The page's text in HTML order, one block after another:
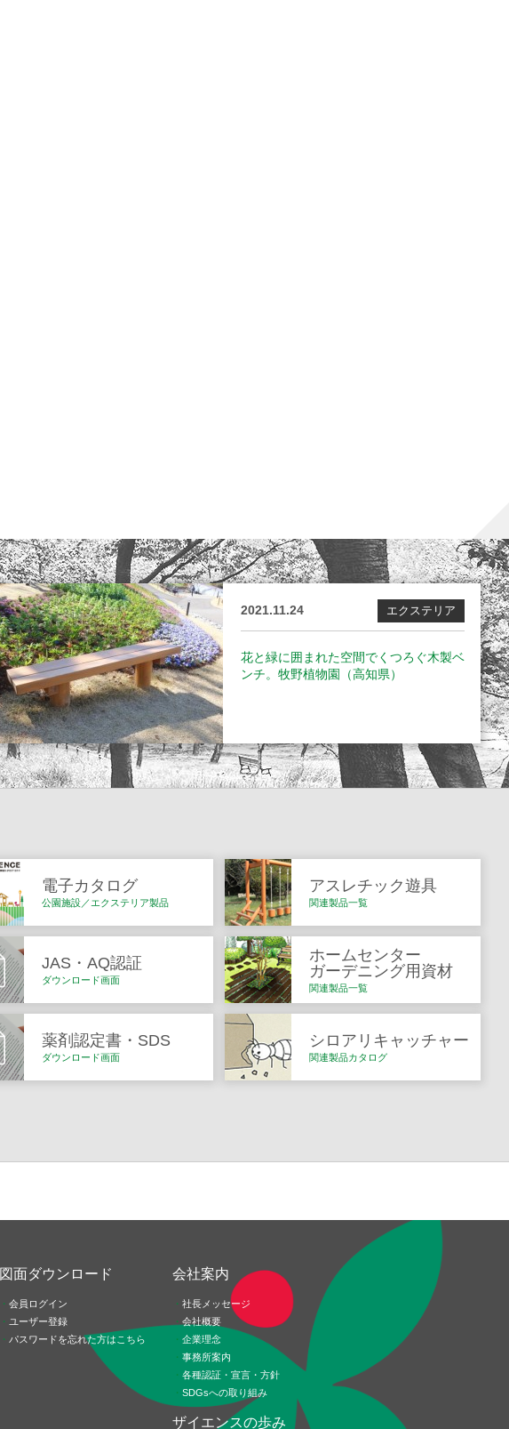
2021.11.24 エクステリア
花と緑に囲まれた空間でくつろぐ木製ベ
ンチ。牧野植物園（高知県）
電子カタログ
公園施設／エクステリア製品
アスレチック遊具
関連製品一覧
JAS・AQ認証
ダウンロード画面
ホームセンター
ガーデニング用資材
関連製品一覧
薬剤認定書・SDS
ダウンロード画面
シロアリキャッチャー
関連製品カタログ
図面ダウンロード
会員ログイン
ユーザー登録
パスワードを忘れた方はこちら
会社案内
社長メッセージ
会社概要
企業理念
事務所案内
各種認証・宣言・方針
SDGsへの取り組み
ザイエンスの歩み